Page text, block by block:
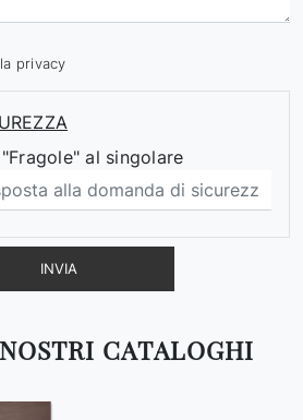
CATALOGHI
privacy
al singolare
INVIA